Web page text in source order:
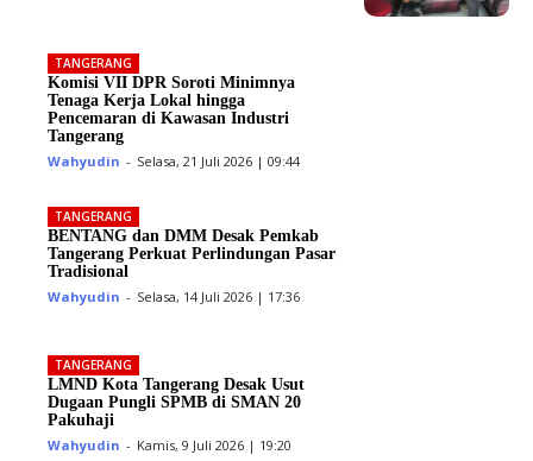
TANGERANG
Komisi VII DPR Soroti Minimnya
Tenaga Kerja Lokal hingga
Pencemaran di Kawasan Industri
Tangerang
Wahyudin - Selasa, 21 Juli 2026 | 09:44
TANGERANG
BENTANG dan DMM Desak Pemkab
Tangerang Perkuat Perlindungan Pasar
Tradisional
Wahyudin - Selasa, 14 Juli 2026 | 17:36
TANGERANG
LMND Kota Tangerang Desak Usut
Dugaan Pungli SPMB di SMAN 20
Pakuhaji
Wahyudin - Kamis, 9 Juli 2026 | 19:20